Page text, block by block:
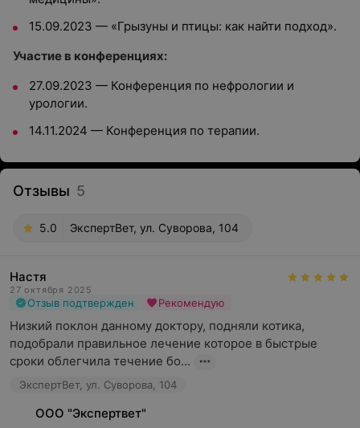
15.09.2023 — «Грызуны и птицы: как найти подход».
Участие в конференциях:
27.09.2023 — Конференция по нефрологии и
урологии.
14.11.2024 — Конференция по терапии.
Отзывы 5
5.0 ЭкспертВет, ул. Суворова, 104
Настя
27 октября 2025
Отзыв подтвержден Рекомендую
Низкий поклон данному доктору, подняли котика,
подобрали правильное лечение которое в быстрые
сроки облегчила течение бо...
ЭкспертВет, ул. Суворова, 104
ООО "Экспертвет"